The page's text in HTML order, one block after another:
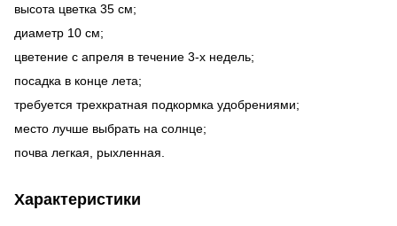
высота цветка 35 см;
диаметр 10 см;
цветение с апреля в течение 3-х недель;
посадка в конце лета;
требуется трехкратная подкормка удобрениями;
место лучше выбрать на солнце;
почва легкая, рыхленная.
Характеристики